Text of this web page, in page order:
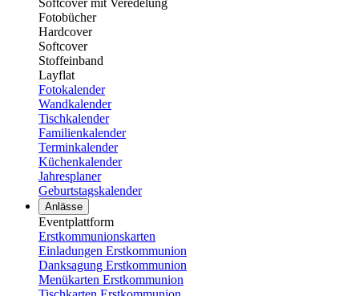
Softcover mit Veredelung
Fotobücher
Hardcover
Softcover
Stoffeinband
Layflat
Fotokalender
Wandkalender
Tischkalender
Familienkalender
Terminkalender
Küchenkalender
Jahresplaner
Geburtstagskalender
Anlässe
Eventplattform
Erstkommunionskarten
Einladungen Erstkommunion
Danksagung Erstkommunion
Menükarten Erstkommunion